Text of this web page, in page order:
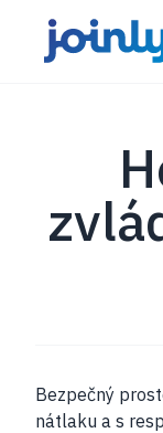
Bezpečný
nátlaku a s